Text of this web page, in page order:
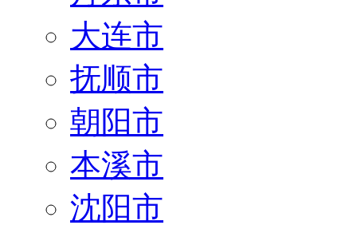
大连市
抚顺市
朝阳市
本溪市
沈阳市